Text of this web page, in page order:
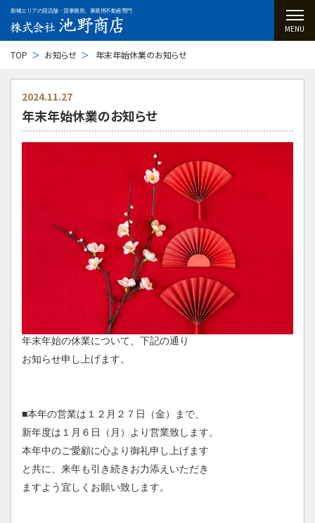
新橋エリアの貸店舗・貸事務所、事業用不動産専門
MENU
TOP お知らせ 年末年始休業のお知らせ
2024.11.27
年末年始休業のお知らせ
年末年始の休業について、下記の通り
お知らせ申し上げます。
■本年の営業は１２月２７日（金）まで、
新年度は１月６日（月）より営業致します。
本年中のご愛顧に心より御礼申し上げます
と共に、来年も引き続きお力添えいただき
ますよう宜しくお願い致します。